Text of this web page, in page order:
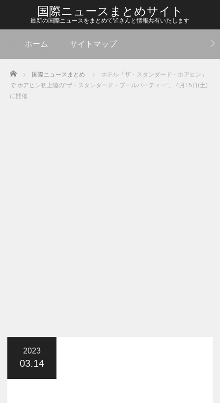
国際ニュースまとめサイト
最新の国際ニュースをまとめて皆さんと情報共有いたします
ホーム サイトマップ
Home 国際ニュースまとめ
ホテル「ザ・スタンダード・ホアヒン」
で ホアヒン初上陸の“ザ・スタンダード・プールパーティー”、 4月15日(土)
に開催
2023
03.14